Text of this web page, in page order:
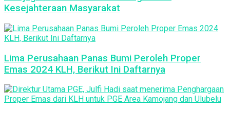
Kesejahteraan Masyarakat
Lima Perusahaan Panas Bumi Peroleh Proper
Emas 2024 KLH, Berikut Ini Daftarnya